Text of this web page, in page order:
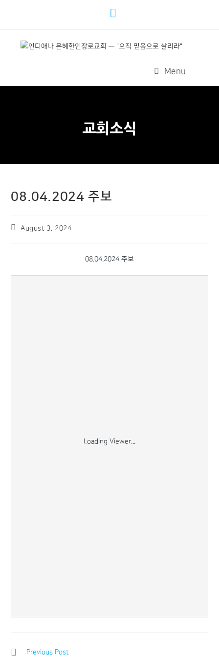
Menu
교회소식
08.04.2024 주보
August 3, 2024
08.04.2024 주보
Loading Viewer...
Previous Post